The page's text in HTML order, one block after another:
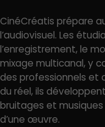
CinéCréatis prépare
l’audiovisuel. Les
l’enregistrement, le
mixage multicanal, y
des professionnels et
du réel, ils
bruitages et
d’une œuvre.